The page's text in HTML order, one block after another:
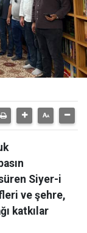
Siyer-i
ve şehre,
katkılar